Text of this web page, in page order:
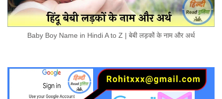
Baby Boy Name in Hindi A to Z | बेबी लड़कों के नाम और अर्थ